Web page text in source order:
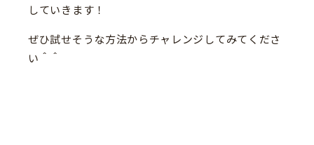
していきます！
ぜひ試せそうな方法からチャレンジしてみてくださ
い＾＾